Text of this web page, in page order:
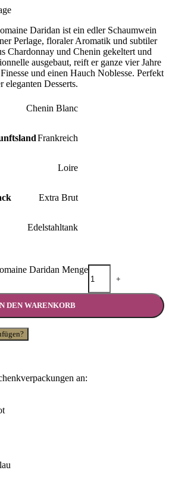
Daridan ist ein edler Schaumwein
Perlage, floraler Aromatik und subtiler
Chardonnay und Chenin gekeltert und
ausgebaut, reift er ganze vier Jahre
und einen Hauch Noblesse. Perfekt
Desserts.
Chenin Blanc
Frankreich
Loire
Extra Brut
Edelstahltank
Daridan Menge
+
DEN WARENKORB
an: